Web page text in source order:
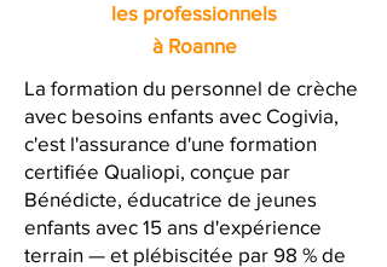
les professionnels
à Roanne
La formation du personnel de crèche
avec besoins enfants avec Cogivia,
c'est l'assurance d'une formation
certifiée Qualiopi, conçue par
Bénédicte, éducatrice de jeunes
enfants avec 15 ans d'expérience
terrain — et plébiscitée par 98 % de